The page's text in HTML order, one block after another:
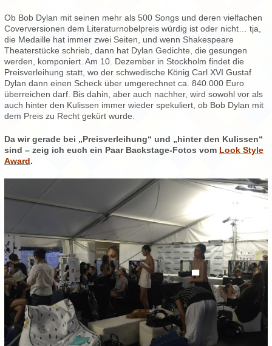
Ob Bob Dylan mit seinen mehr als 500 Songs und deren vielfachen
Coverversionen dem Literaturnobelpreis würdig ist oder nicht… tja,
die Medaille hat immer zwei Seiten, und wenn Shakespeare
Theaterstücke schrieb, dann hat Dylan Gedichte, die gesungen
werden, komponiert. Am 10. Dezember in Stockholm findet die
Preisverleihung statt, wo der schwedische König Carl XVI Gustaf
Dylan dann einen Scheck über umgerechnet ca. 840.000 Euro
überreichen darf. Bis dahin, aber auch nachher, wird sowohl vor als
auch hinter den Kulissen immer wieder spekuliert, ob Bob Dylan mit
dem Preis zu Recht gekürt wurde.
Da wir gerade bei „Preisverleihung“ und „hinter den Kulissen“
sind – zeig ich euch ein Paar Backstage-Fotos vom Look Style
Award.